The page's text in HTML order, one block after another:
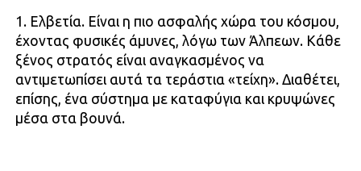
1. Ελβετία. Είναι η πιο ασφαλής χώρα του κόσμου,
έχοντας φυσικές άμυνες, λόγω των Άλπεων. Κάθε
ξένος στρατός είναι αναγκασμένος να
αντιμετωπίσει αυτά τα τεράστια «τείχη». Διαθέτει,
επίσης, ένα σύστημα με καταφύγια και κρυψώνες
μέσα στα βουνά.